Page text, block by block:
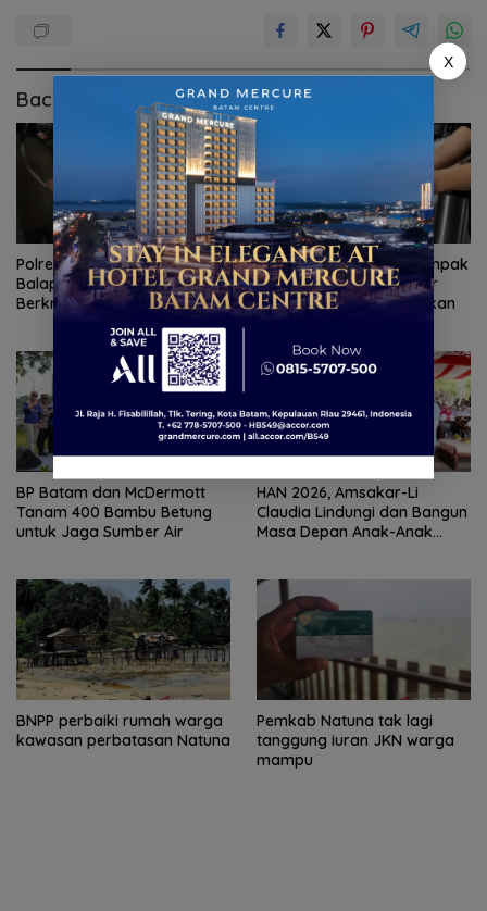
Baca Juga
Polresta Barelang Razia
Balap Liar, 31 Motor
Berknalpot Brong Ditindak
BP Batam Antisipasi Dampak
Minim Hujan, Pasokan Air
Bersih Batam Dioptimalkan
BP Batam dan McDermott
Tanam 400 Bambu Betung
untuk Jaga Sumber Air
HAN 2026, Amsakar-Li
Claudia Lindungi dan Bangun
Masa Depan Anak-Anak
BNPP perbaiki rumah warga
kawasan perbatasan Natuna
Pemkab Natuna tak lagi
tanggung iuran JKN warga
mampu
X